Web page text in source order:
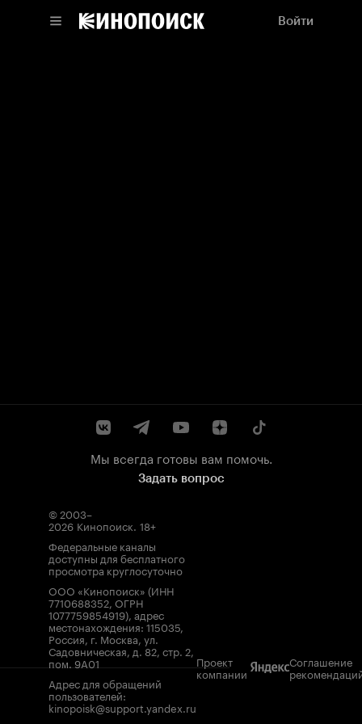
Войти
Мы всегда готовы вам помочь.
Задать вопрос
© 2003–
2026 Кинопоиск. 18+
Федеральные каналы
доступны для бесплатного
просмотра круглосуточно
ООО «Кинопоиск» (ИНН
7710688352, ОГРН
1077759854919), адрес
местонахождения: 115035,
Россия, г. Москва, ул.
Садовническая, д. 82, стр. 2,
пом. 9А01
Адрес для обращений
пользователей:
kinopoisk@support.yandex.ru
Проект
компании
Соглашение